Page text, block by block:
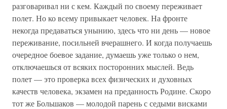
разговаривал ни с кем. Каждый по своему переживает
полет. Но ко всему привыкает человек. На фронте
некогда предаваться унынию, здесь что ни день — новое
переживание, посильней вчерашнего. И когда получаешь
очередное боевое задание, думаешь уже только о нем,
отключаешься от всяких посторонних мыслей. Ведь
полет — это проверка всех физических и духовных
качеств человека, экзамен на преданность Родине. Скоро
тот же Большаков — молодой парень с седыми висками